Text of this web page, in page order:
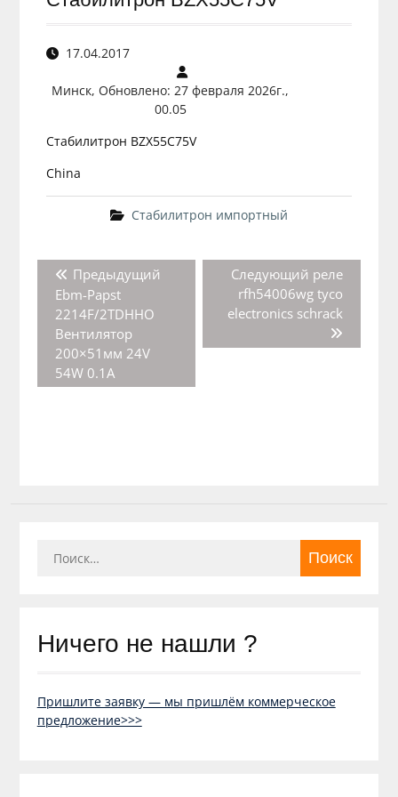
17.04.2017
Минск, Обновлено: 27 февраля 2026г.,
00.05
Стабилитрон BZX55C75V
China
Стабилитрон импортный
записям
Предыдущий Предыдущая
Ebm-Papst
2214F/2TDHHO
Вентилятор
200×51мм 24V
54W 0.1A
Следующий Следующая
запись:
реле
rfh54006wg tyco
electronics schrack
Ничего не нашли ?
Пришлите заявку — мы пришлём коммерческое
предложение>>>